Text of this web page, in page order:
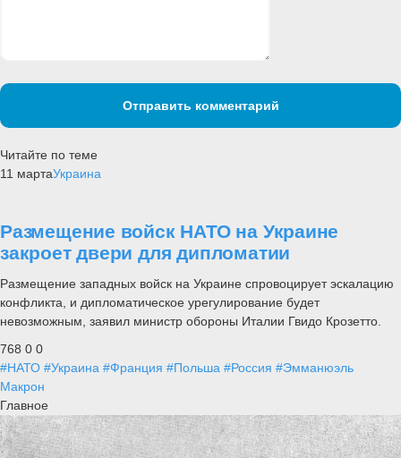
Отправить комментарий
Читайте по теме
11 мартаУкраина
Размещение войск НАТО на Украине
закроет двери для дипломатии
Размещение западных войск на Украине спровоцирует эскалацию
конфликта, и дипломатическое урегулирование будет
невозможным, заявил министр обороны Италии Гвидо Крозетто.
768 0 0
#НАТО #Украина #Франция #Польша #Россия #Эмманюэль
Макрон
Главное